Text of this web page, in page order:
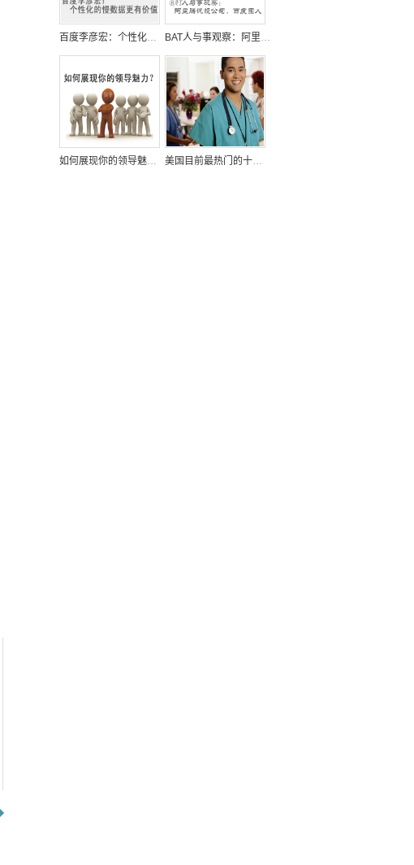
百度李彦宏：个性化的慢数据更有价值 BAT人与事观察：阿里腾讯投公司，百度囤人
如何展现你的领导魅力？ 美国目前最热门的十大求职招聘行业